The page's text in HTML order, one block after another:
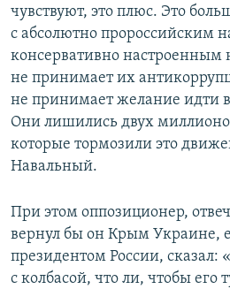
чувствуют, это плюс. Это
с абсолютно пророссийским
консервативно настроенным
не принимает их
не принимает желание идти
Они лишились двух
которые тормозили это
Навальный.
При этом оппозиционер,
вернул бы он Крым Украине,
президентом России, сказал:
с колбасой, что ли, чтобы его